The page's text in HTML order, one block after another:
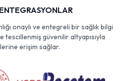
onaylı ve entegreli bir sağlık bilgi
güvenilir altyapısıyla
erişim sağlar.